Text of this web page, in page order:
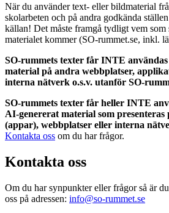
När du använder text- eller bildmaterial
skolarbeten och på andra godkända
källan! Det måste framgå tydligt vem
materialet kommer (SO-rummet.se, inkl.
SO-rummets texter får INTE
material på andra webbplatser,
interna nätverk o.s.v. utanför SO-
SO-rummets texter får heller INTE
AI-genererat material som
(appar), webbplatser eller interna
Kontakta oss om du har frågor.
Kontakta oss
Om du har synpunkter eller frågor så är
oss på adressen: info@so-rummet.se